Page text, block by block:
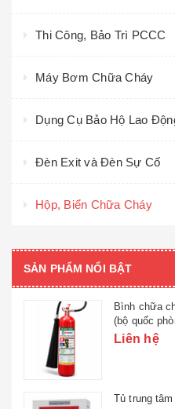
Thi Công, Bảo Trì PCCC
Máy Bơm Chữa Cháy
Dụng Cụ Bảo Hộ Lao
Đèn Exit và Đèn Sự Cố
Hộp, Biển Chữa Cháy
SẢN PHẨM NỔI BẬT
Bình chữa
(bộ quốc
Liên hệ
Tủ trung